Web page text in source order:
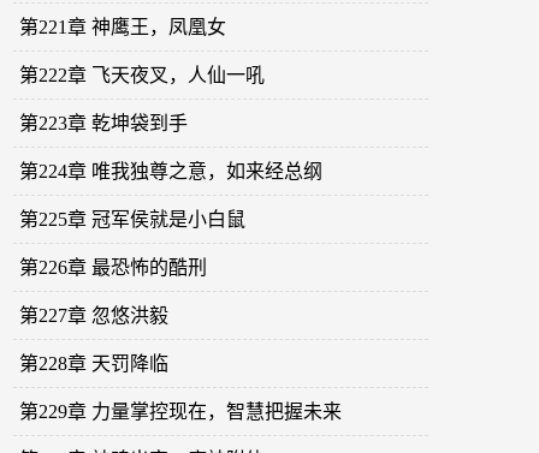
第221章 神鹰王，凤凰女
第222章 飞天夜叉，人仙一吼
第223章 乾坤袋到手
第224章 唯我独尊之意，如来经总纲
第225章 冠军侯就是小白鼠
第226章 最恐怖的酷刑
第227章 忽悠洪毅
第228章 天罚降临
第229章 力量掌控现在，智慧把握未来